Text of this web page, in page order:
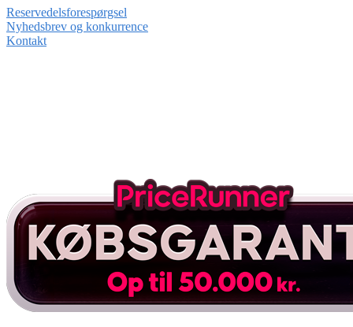
Reservedelsforespørgsel
Nyhedsbrev og konkurrence
Kontakt